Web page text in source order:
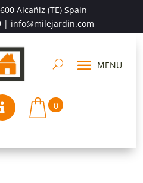
Alcañiz (TE) Spain
| info@milejardin.com
 0